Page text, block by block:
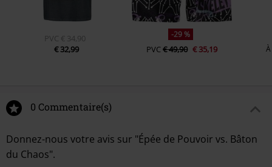
PVC € 34,90
€ 32,99
-29 %
PVC€ 49,90 € 35,19
0 Commentaire(s)
Donnez-nous votre avis sur "Épée de Pouvoir vs. Bâton
du Chaos".